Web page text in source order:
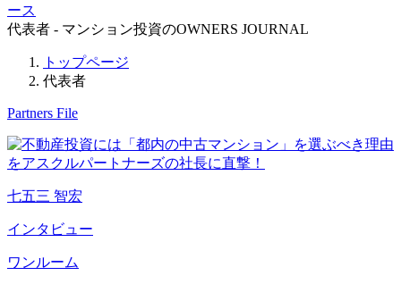
ース
代表者 - マンション投資のOWNERS JOURNAL
トップページ
代表者
Partners File
七五三 智宏
インタビュー
ワンルーム